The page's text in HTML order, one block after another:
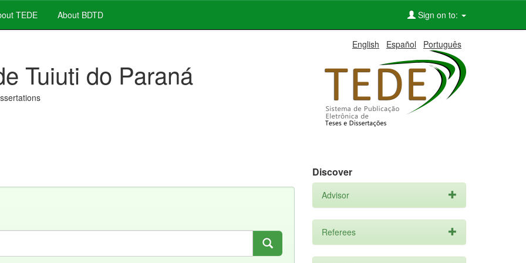
TEDE About BDTD Sign on to:
English Español Português
Tuiuti do Paraná
Discover
Advisor
Referees